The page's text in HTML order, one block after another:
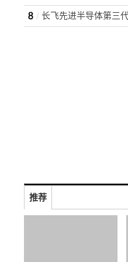
推荐